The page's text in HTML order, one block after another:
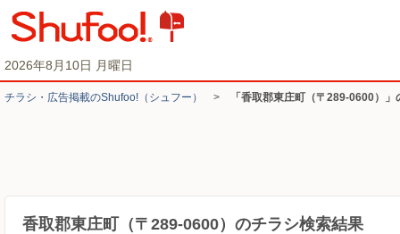
2026年8月10日 月曜日
チラシ・​広告掲載の​Shufoo!​（シュフー） > 「香取郡東庄町（〒289-0600）
香取郡東庄町（〒289-0600）のチラシ検索結果